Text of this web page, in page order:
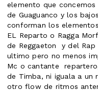
elemento que
de Guaguanco y los
conforman los
EL Reparto o Ragga
de Reggaeton y del Rap
ultimo pero no menos
Mc o cantante
de Timba, ni iguala a un
otro flow de ritmos